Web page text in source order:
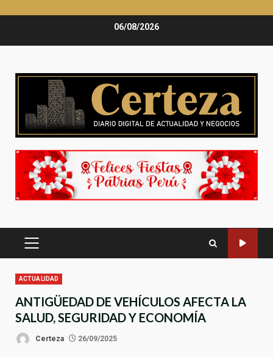
06/08/2026
MENÚ
ACTUALIDAD
ANTIGÜEDAD DE VEHÍCULOS AFECTA LA
SALUD, SEGURIDAD Y ECONOMÍA
Certeza 26/09/2025